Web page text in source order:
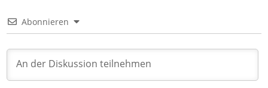
Abonnieren